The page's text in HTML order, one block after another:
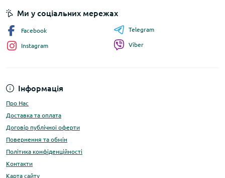
Інформація
Про Нас
Доставка та оплата
Договір публічної оферти
Повернення та обмін
Політика конфіденційності
Контакти
Карта сайту
Ми у соціальних мережах
Facebook
Instagram
Telegram
Viber